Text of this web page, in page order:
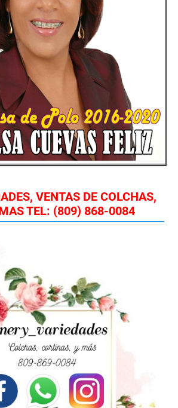
VENTAS DE COLCHAS,
TEL: (809) 868-0084